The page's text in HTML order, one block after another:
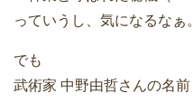
っていうし、気になるなぁ。
でも
武術家 中野由哲さんの名前